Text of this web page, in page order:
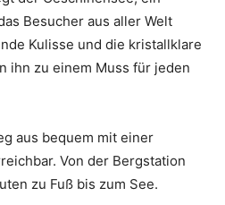
Besucher aus aller Welt
Kulisse und die kristallklare
ihn zu einem Muss für jeden
aus bequem mit einer
Von der Bergstation
zu Fuß bis zum See.